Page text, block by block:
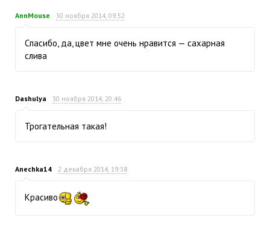
AnnMouse 30 ноября 2014, 09:52
Спасибо, да, цвет мне очень нравится — сахарная
слива
Dashulya 30 ноября 2014, 20:46
Трогательная такая!
Anechka14 2 декабря 2014, 19:38
Красиво